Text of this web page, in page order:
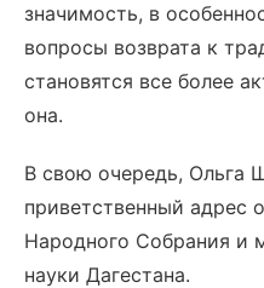
значимость, в
вопросы возврата к
становятся все более
она.
В свою очередь, Ольга
приветственный адрес
Народного Собрания и
науки Дагестана.